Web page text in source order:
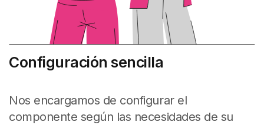
Configuración sencilla
Nos encargamos de configurar el
componente según las necesidades de su